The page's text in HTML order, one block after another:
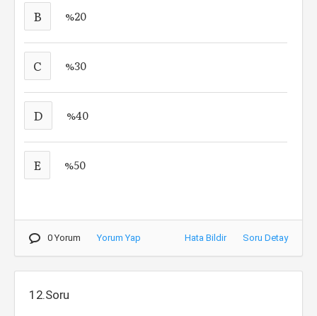
B %20
C %30
D %40
E %50
0 Yorum Yorum Yap Hata Bildir Soru Detay
12.Soru